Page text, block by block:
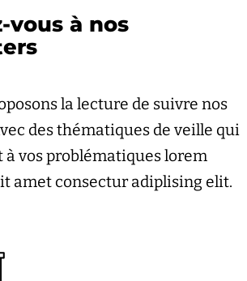
vous à nos
la lecture de suivre nos
des thématiques de veille qui
à vos problématiques lorem
amet consectur adiplising elit.